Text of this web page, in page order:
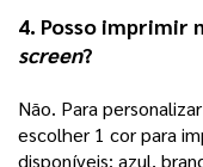
4. Posso imprimir
screen?
Não. Para
escolher 1 cor para
disponíveis: azul,